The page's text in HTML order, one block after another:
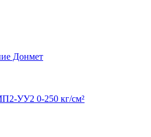
Донмет
УУ2 0-250 кг/см²